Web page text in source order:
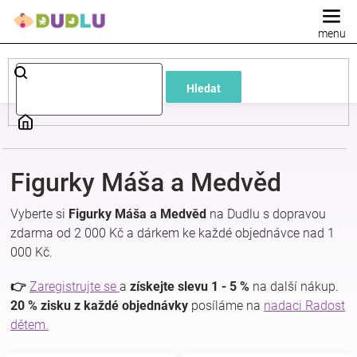
Hledat
Dětské
a
kojenecké
oblečení
Pokojíček
kojenecká
Figurky Máša a Medvěd
Vyberte si Figurky Máša a Medvěd na Dudlu s dopravou
zdarma od 2 000 Kč a dárkem ke každé objednávce nad 1
000 Kč.
👉 Zaregistrujte se a získejte slevu 1 - 5 % na další nákup.
20 % zisku z každé objednávky posíláme na nadaci Radost
dětem.